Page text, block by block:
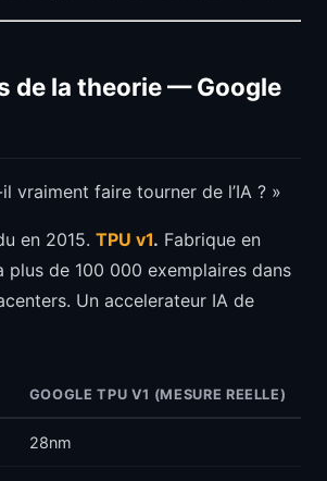
de la theorie — Google
vraiment faire tourner de l’IA ? »
en 2015. TPU v1. Fabrique en
plus de 100 000 exemplaires dans
Un accelerateur IA de
GOOGLE TPU V1 (MESURE REELLE)
28nm